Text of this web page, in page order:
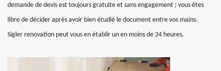
demande de devis est toujours gratuite et sans engagement ; vous êtes
libre de décider après avoir bien étudié le document entre vos mains.
Sigler renovation peut vous en établir un en moins de 24 heures.